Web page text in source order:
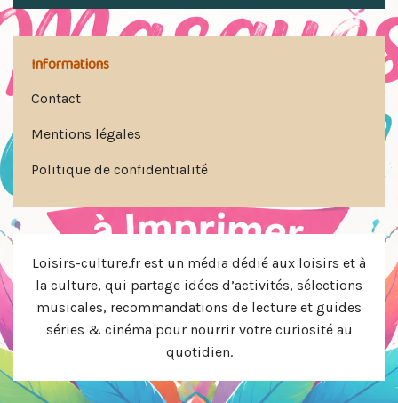
Informations
Contact
Mentions légales
Politique de confidentialité
Loisirs-culture.fr est un média dédié aux loisirs et à
la culture, qui partage idées d’activités, sélections
musicales, recommandations de lecture et guides
séries & cinéma pour nourrir votre curiosité au
quotidien.